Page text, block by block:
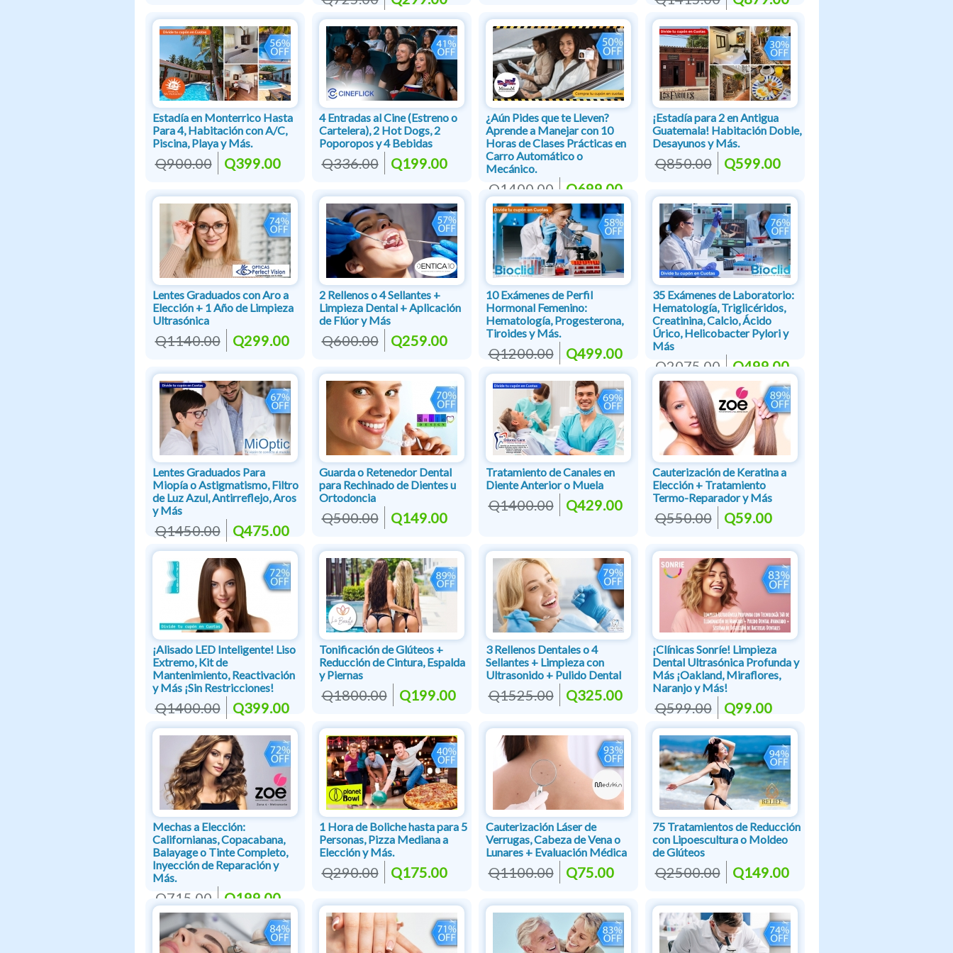
Estadía en Monterrico Hasta
Para 4, Habitación con A/C,
Piscina, Playa y Más.
Q900.00 Q399.00
4 Entradas al Cine (Estreno o
Cartelera), 2 Hot Dogs, 2
Poporopos y 4 Bebidas
Q336.00 Q199.00
¿Aún Pides que te Lleven?
Aprende a Manejar con 10
Horas de Clases Prácticas en
Carro Automático o
Mecánico.
Q1400.00 Q699.00
¡Estadía para 2 en Antigua
Guatemala! Habitación Doble,
Desayunos y Más.
Q850.00 Q599.00
Lentes Graduados con Aro a
Elección + 1 Año de Limpieza
Ultrasónica
Q1140.00 Q299.00
2 Rellenos o 4 Sellantes +
Limpieza Dental + Aplicación
de Flúor y Más
Q600.00 Q259.00
10 Exámenes de Perfil
Hormonal Femenino:
Hematología, Progesterona,
Tiroides y Más.
Q1200.00 Q499.00
35 Exámenes de Laboratorio:
Hematología, Triglicéridos,
Creatinina, Calcio, Ácido
Úrico, Helicobacter Pylori y
Más
Q2075.00 Q499.00
Lentes Graduados Para
Miopía o Astigmatismo, Filtro
de Luz Azul, Antirreflejo, Aros
y Más
Q1450.00 Q475.00
Guarda o Retenedor Dental
para Rechinado de Dientes u
Ortodoncia
Q500.00 Q149.00
Tratamiento de Canales en
Diente Anterior o Muela
Q1400.00 Q429.00
Cauterización de Keratina a
Elección + Tratamiento
Termo-Reparador y Más
Q550.00 Q59.00
¡Alisado LED Inteligente! Liso
Extremo, Kit de
Mantenimiento, Reactivación
y Más ¡Sin Restricciones!
Q1400.00 Q399.00
Tonificación de Glúteos +
Reducción de Cintura, Espalda
y Piernas
Q1800.00 Q199.00
3 Rellenos Dentales o 4
Sellantes + Limpieza con
Ultrasonido + Pulido Dental
Q1525.00 Q325.00
¡Clínicas Sonríe! Limpieza
Dental Ultrasónica Profunda y
Más ¡Oakland, Miraflores,
Naranjo y Más!
Q599.00 Q99.00
Mechas a Elección:
Californianas, Copacabana,
Balayage o Tinte Completo,
Inyección de Reparación y
Más.
Q715.00 Q199.00
1 Hora de Boliche hasta para 5
Personas, Pizza Mediana a
Elección y Más.
Q290.00 Q175.00
Cauterización Láser de
Verrugas, Cabeza de Vena o
Lunares + Evaluación Médica
Q1100.00 Q75.00
75 Tratamientos de Reducción
con Lipoescultura o Moldeo
de Glúteos
Q2500.00 Q149.00